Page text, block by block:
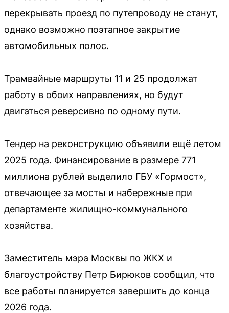
перекрывать проезд по путепроводу не станут,
однако возможно поэтапное закрытие
автомобильных полос.
Трамвайные маршруты 11 и 25 продолжат
работу в обоих направлениях, но будут
двигаться реверсивно по одному пути.
Тендер на реконструкцию объявили ещё летом
2025 года. Финансирование в размере 771
миллиона рублей выделило ГБУ «Гормост»,
отвечающее за мосты и набережные при
департаменте жилищно-коммунального
хозяйства.
Заместитель мэра Москвы по ЖКХ и
благоустройству Петр Бирюков сообщил, что
все работы планируется завершить до конца
2026 года.